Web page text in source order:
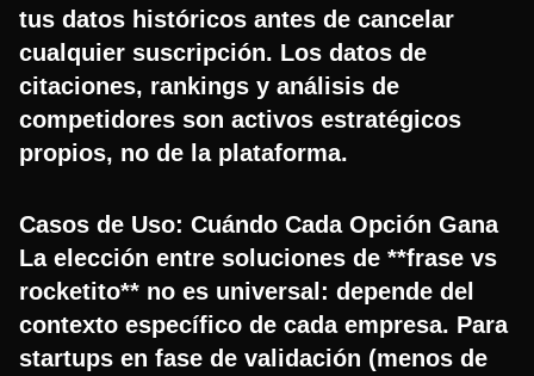
tus datos históricos antes de cancelar
cualquier suscripción. Los datos de
citaciones, rankings y análisis de
competidores son activos estratégicos
propios, no de la plataforma.
Casos de Uso: Cuándo Cada Opción Gana
La elección entre soluciones de **frase vs
rocketito** no es universal: depende del
contexto específico de cada empresa. Para
startups en fase de validación (menos de